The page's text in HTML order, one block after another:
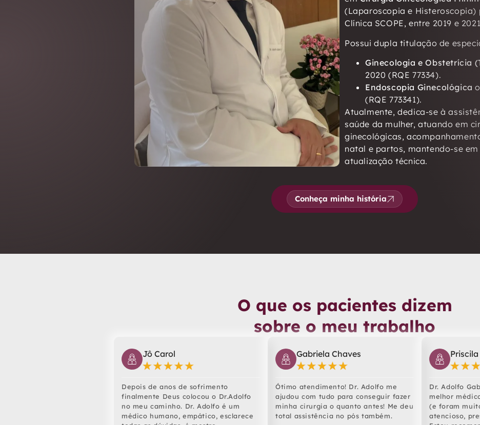
(Laparoscopia e Histeroscopia)
Clínica SCOPE, entre 2019 e
Possui dupla titulação de
Ginecologia e Obstetrícia
2020 (RQE 77334).
Endoscopia Ginecológica
(RQE 773341).
Atualmente, dedica-se à
saúde da mulher, atuando em
ginecológicas,
natal e partos, mantendo-se
atualização técnica.
Conheça minha história
O que os pacientes dizem
sobre o meu trabalho
Jô Carol
Depois de anos de sofrimento
finalmente Deus colocou o Dr.Adolfo
no meu caminho. Dr. Adolfo é um
médico humano, empático, esclarece
Gabriela Chaves
Ótimo atendimento! Dr. Adolfo me
ajudou com tudo para conseguir fazer
minha cirurgia o quanto antes! Me deu
total assistência no pós também.
Dr. Adolfo
melhor
(e foram
atencioso,